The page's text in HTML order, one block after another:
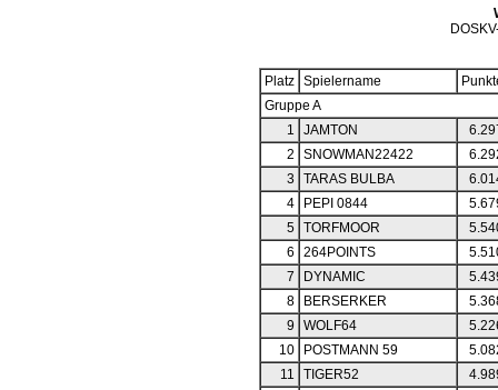
Platz Spielername
Gruppe A
1
JAMTON
2
SNOWMAN22422
3
TARAS BULBA
4
PEPI 0844
5
TORFMOOR
6
264POINTS
7
DYNAMIC
8
BERSERKER
9
WOLF64
10
POSTMANN 59
11
TIGER52